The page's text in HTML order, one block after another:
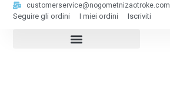
customerservice@nogometnizaotroke.com
Seguire gli ordini I miei ordini Iscriviti